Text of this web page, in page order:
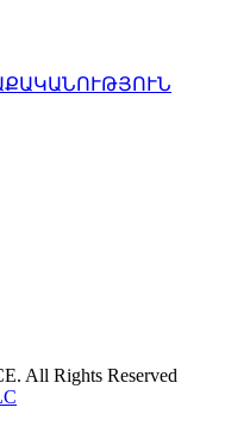
All Rights Reserved